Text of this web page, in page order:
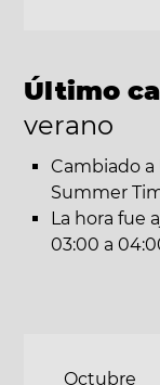
Último
verano
Cambiado a
Summer
La hora fue
03:00 a
Octubre